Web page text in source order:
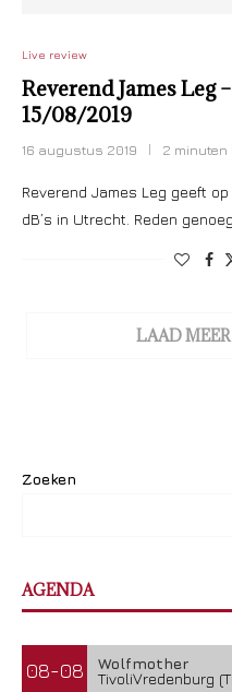
Live review
Reverend James Leg
15/08/2019
16 augustus 2019 2
Reverend James Leg geeft
dB’s in Utrecht. Reden genoeg
LAAD
Zoeken
AGENDA
08-08
Wolfmother
TivoliVredenburg